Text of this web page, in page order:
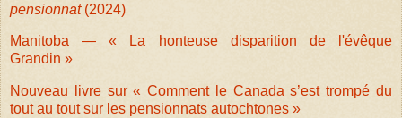
pensionnat(2024)
Manitoba — « La honteuse disparition de l'évêque
Grandin »
Nouveau livre sur « Comment le Canada s’est trompé du
tout au tout sur les pensionnats autochtones »